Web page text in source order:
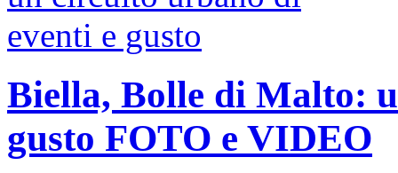
Biella, Bolle di Malto:
gusto FOTO e VIDEO